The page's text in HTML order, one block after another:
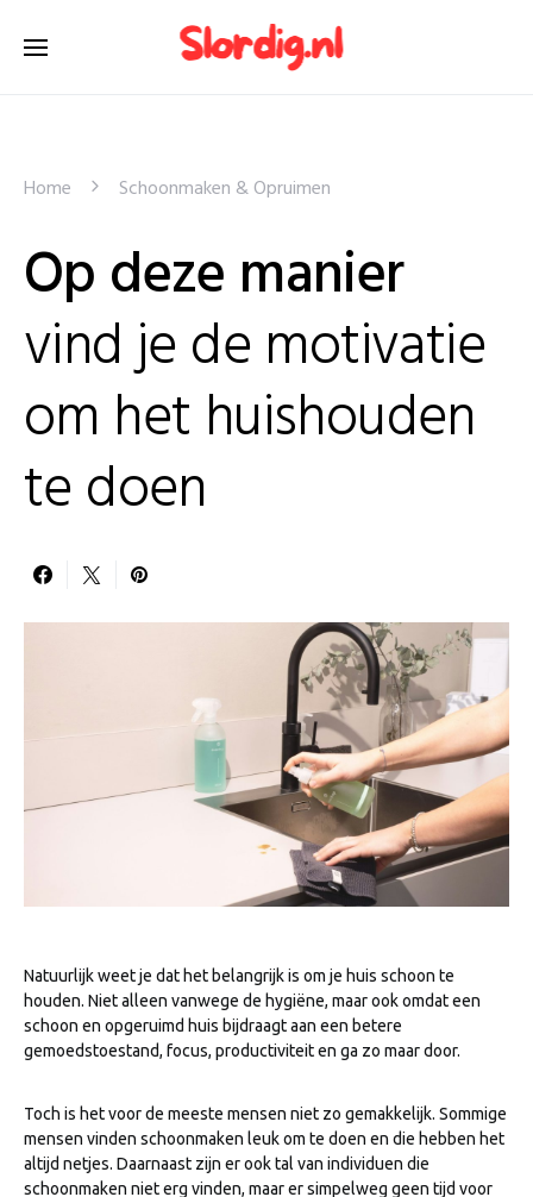
Home Schoonmaken & Opruimen
Op deze manier
vind je de motivatie
om het huishouden
te doen
Natuurlijk weet je dat het belangrijk is om je huis schoon te
houden. Niet alleen vanwege de hygiëne, maar ook omdat een
schoon en opgeruimd huis bijdraagt aan een betere
gemoedstoestand, focus, productiviteit en ga zo maar door.
Toch is het voor de meeste mensen niet zo gemakkelijk. Sommige
mensen vinden schoonmaken leuk om te doen en die hebben het
altijd netjes. Daarnaast zijn er ook tal van individuen die
schoonmaken niet erg vinden, maar er simpelweg geen tijd voor